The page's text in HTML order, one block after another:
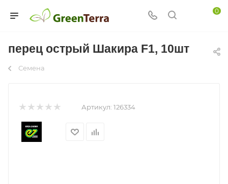
0
перец острый Шакира F1, 10шт
Семена
Артикул: 126334